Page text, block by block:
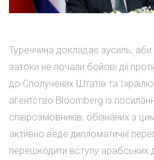
Туреччина докладає зусиль,
затоки не почали бойові дії
до Сполучених Штатів та
агентство Bloomberg із
співрозмовників, обізнаних з
активно веде дипломатичні
перешкодити вступу арабських